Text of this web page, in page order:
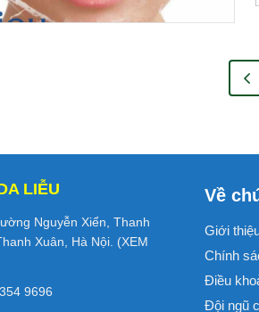
LIỄU
Nguyễn Xiển, Thanh
Xuân, Hà Nội. (XEM
9696
Về
Giới
Chính
Điều
Đội ngũ